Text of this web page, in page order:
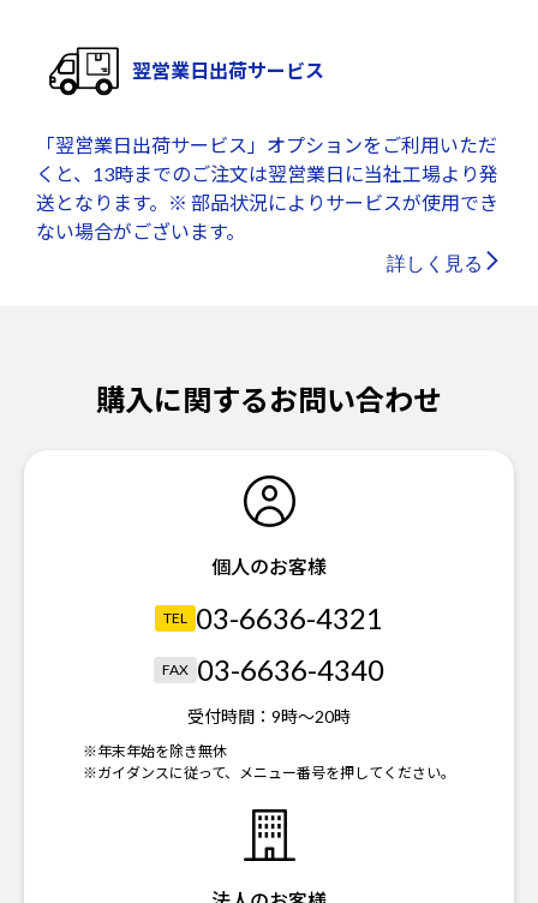
翌営業日出荷サービス
「翌営業日出荷サービス」オプションをご利用いただ
くと、13時までのご注文は翌営業日に当社工場より発
送となります。※ 部品状況によりサービスが使用でき
ない場合がございます。
詳しく見る
購入に関するお問い合わせ
個人のお客様
TEL 03-6636-4321
FAX 03-6636-4340
受付時間： 9時～20時
※年末年始を除き無休
※ガイダンスに従って、メニュー番号を押してください。